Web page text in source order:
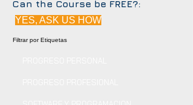
Can the Course be FREE?:
YES, ASK US HOW
Filtrar por Etiquetas